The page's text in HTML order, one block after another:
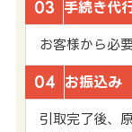
03 手続き代
お客様から必
04 お振込み
引取完了後、